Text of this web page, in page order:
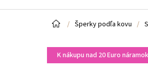
Domov
/ Šperky podľa kovu /
K nákupu nad 20 Euro